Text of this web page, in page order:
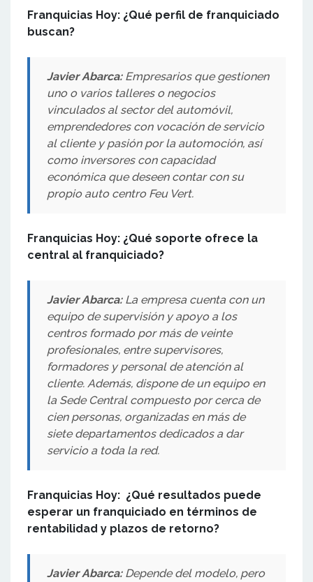
Franquicias Hoy: ¿Qué perfil de franquiciado
buscan?
Javier Abarca: Empresarios que gestionen
uno o varios talleres o negocios
vinculados al sector del automóvil,
emprendedores con vocación de servicio
al cliente y pasión por la automoción, así
como inversores con capacidad
económica que deseen contar con su
propio auto centro Feu Vert.
Franquicias Hoy: ¿Qué soporte ofrece la
central al franquiciado?
Javier Abarca: La empresa cuenta con un
equipo de supervisión y apoyo a los
centros formado por más de veinte
profesionales, entre supervisores,
formadores y personal de atención al
cliente. Además, dispone de un equipo en
la Sede Central compuesto por cerca de
cien personas, organizadas en más de
siete departamentos dedicados a dar
servicio a toda la red.
Franquicias Hoy: ¿Qué resultados puede
esperar un franquiciado en términos de
rentabilidad y plazos de retorno?
Javier Abarca: Depende del modelo, pero